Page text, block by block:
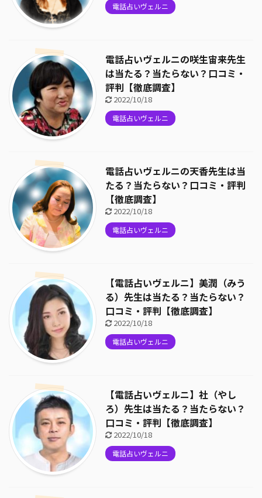
電話占いヴェルニ
電話占いヴェルニの咲生宙来先生
は当たる？当たらない？口コミ・
評判【徹底調査】
2022/10/18
電話占いヴェルニ
電話占いヴェルニの天香先生は当
たる？当たらない？口コミ・評判
【徹底調査】
2022/10/18
電話占いヴェルニ
【電話占いヴェルニ】美潤（みう
る）先生は当たる？当たらない？
口コミ・評判【徹底調査】
2022/10/18
電話占いヴェルニ
【電話占いヴェルニ】社（やし
ろ）先生は当たる？当たらない？
口コミ・評判【徹底調査】
2022/10/18
電話占いヴェルニ